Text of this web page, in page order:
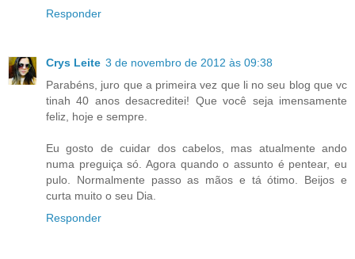
Responder
Crys Leite 3 de novembro de 2012 às 09:38
Parabéns, juro que a primeira vez que li no seu blog que vc
tinah 40 anos desacreditei! Que você seja imensamente
feliz, hoje e sempre.
Eu gosto de cuidar dos cabelos, mas atualmente ando
numa preguiça só. Agora quando o assunto é pentear, eu
pulo. Normalmente passo as mãos e tá ótimo. Beijos e
curta muito o seu Dia.
Responder